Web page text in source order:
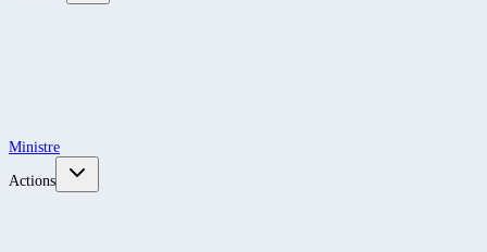
Ministre
Actions